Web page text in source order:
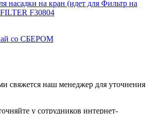
свяжется наш менеджер для уточнения
у сотрудников интернет-